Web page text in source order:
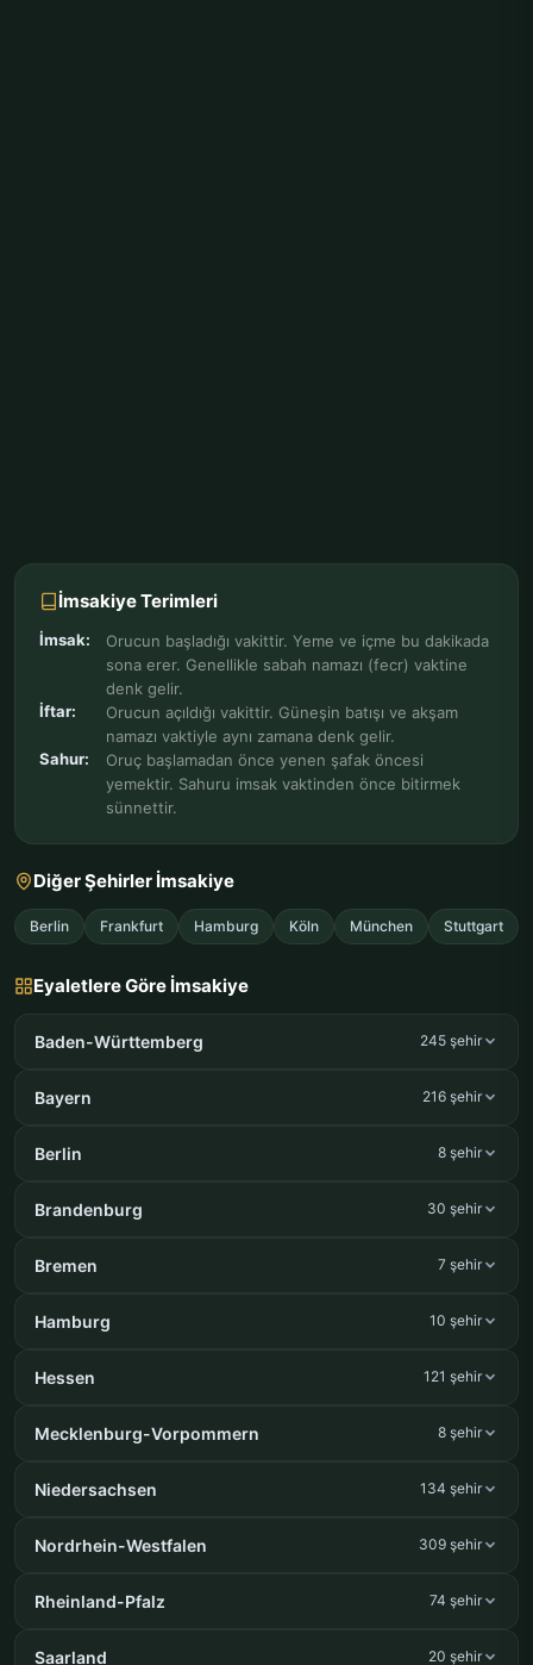
İmsakiye Terimleri
İmsak:
Orucun başladığı vakittir. Yeme ve içme bu dakikada
sona erer. Genellikle sabah namazı (fecr) vaktine
denk gelir.
İftar:
Orucun açıldığı vakittir. Güneşin batışı ve akşam
namazı vaktiyle aynı zamana denk gelir.
Sahur:
Oruç başlamadan önce yenen şafak öncesi
yemektir. Sahuru imsak vaktinden önce bitirmek
sünnettir.
Diğer Şehirler İmsakiye
Berlin Frankfurt Hamburg Köln München Stuttgart
Eyaletlere Göre İmsakiye
Baden-Württemberg 245 şehir
Bayern 216 şehir
Berlin 8 şehir
Brandenburg 30 şehir
Bremen 7 şehir
Hamburg 10 şehir
Hessen 121 şehir
Mecklenburg-Vorpommern 8 şehir
Niedersachsen 134 şehir
Nordrhein-Westfalen 309 şehir
Rheinland-Pfalz 74 şehir
Saarland 20 şehir